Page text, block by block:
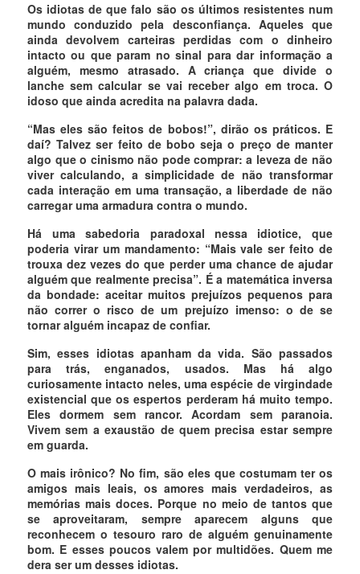
Os idiotas de que falo são os últimos resistentes num
mundo conduzido pela desconfiança. Aqueles que
ainda devolvem carteiras perdidas com o dinheiro
intacto ou que param no sinal para dar informação a
alguém, mesmo atrasado. A criança que divide o
lanche sem calcular se vai receber algo em troca. O
idoso que ainda acredita na palavra dada.
“Mas eles são feitos de bobos!”, dirão os práticos. E
daí? Talvez ser feito de bobo seja o preço de manter
algo que o cinismo não pode comprar: a leveza de não
viver calculando, a simplicidade de não transformar
cada interação em uma transação, a liberdade de não
carregar uma armadura contra o mundo.
Há uma sabedoria paradoxal nessa idiotice, que
poderia virar um mandamento: “Mais vale ser feito de
trouxa dez vezes do que perder uma chance de ajudar
alguém que realmente precisa”. É a matemática inversa
da bondade: aceitar muitos prejuízos pequenos para
não correr o risco de um prejuízo imenso: o de se
tornar alguém incapaz de confiar.
Sim, esses idiotas apanham da vida. São passados
para trás, enganados, usados. Mas há algo
curiosamente intacto neles, uma espécie de virgindade
existencial que os espertos perderam há muito tempo.
Eles dormem sem rancor. Acordam sem paranoia.
Vivem sem a exaustão de quem precisa estar sempre
em guarda.
O mais irônico? No fim, são eles que costumam ter os
amigos mais leais, os amores mais verdadeiros, as
memórias mais doces. Porque no meio de tantos que
se aproveitaram, sempre aparecem alguns que
reconhecem o tesouro raro de alguém genuinamente
bom. E esses poucos valem por multidões. Quem me
dera ser um desses idiotas.